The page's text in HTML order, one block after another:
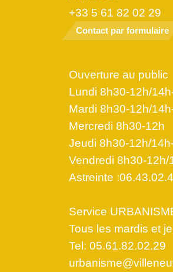
+33 5 61 82 02 29
Contact par formulaire
Ouverture au public
Lundi 8h30-12h/
Mardi 8h30-12h/
Mercredi 8h30-12h
Jeudi 8h30-12h/
Vendredi 8h30-12h/
Astreinte
Service
Tous les mardis et
Tel: 05.61.82.02.29